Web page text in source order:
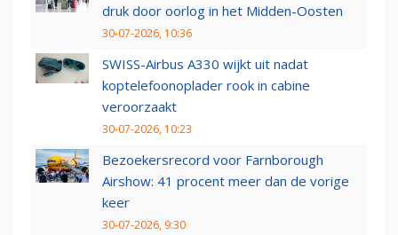
druk door oorlog in het Midden-Oosten
30-07-2026, 10:36
SWISS-Airbus A330 wijkt uit nadat
koptelefoonoplader rook in cabine
veroorzaakt
30-07-2026, 10:23
Bezoekersrecord voor Farnborough
Airshow: 41 procent meer dan de vorige
keer
30-07-2026, 9:30